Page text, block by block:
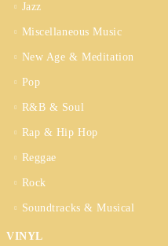
Jazz
Miscellaneous Music
New Age & Meditation
Pop
R&B & Soul
Rap & Hip Hop
Reggae
Rock
Soundtracks & Musical
VINYL